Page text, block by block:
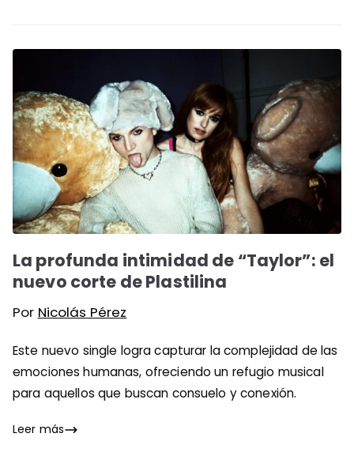
La profunda intimidad de “Taylor”: el
nuevo corte de Plastilina
Por Nicolás Pérez
Este nuevo single logra capturar la complejidad de las
emociones humanas, ofreciendo un refugio musical
para aquellos que buscan consuelo y conexión.
Leer más